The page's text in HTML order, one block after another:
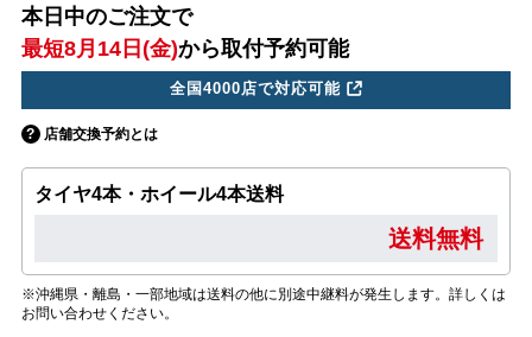
本日中のご注文で
最短8月14日(金)から取付予約可能
全国4000店で対応可能
店舗交換予約とは
タイヤ4本・ホイール4本送料
送料無料
※沖縄県・離島・一部地域は送料の他に別途中継料が発生します。詳しくは
お問い合わせください。